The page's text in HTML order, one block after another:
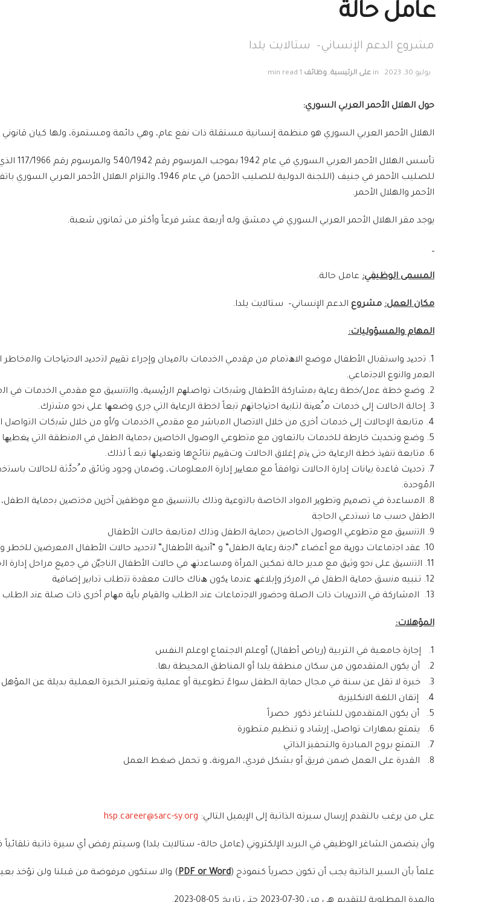
عامل حالة
مشروع الدعم الإنساني– ستالايت يلدا
يوليو 30, 2023 in على الرئيسية, وظائف 1 min read
حول الهلال الأحمر العربي السوري:
الهلال الأحمر العربي السوري هو منظمة إنسانية مستقلة ذات نفع عام، وهي دائمة ومستمرة، ولها كيان قانوني
تأسس
للصليب الأحمر في جنيف (اللجنة الدولية للصليب الأحمر) في عام
الأحمر والهلال الأحمر.
يوجد مقر الهلال الأحمر العربي السوري في دمشق وله أربعة عشر فرعاً وأكثر من ثمانون شعبة.
المسمى الوظيفي: عامل حالة.
مكان العمل: مشروع الدعم الإنساني– ستالايت يلدا.
المهام والمسؤوليات:
1. ﺗﺣدﯾد واﺳﺗﻘﺑﺎل اﻷطﻔﺎل ﻣوﺿﻊ اﻻھﺗﻣﺎم ﻣن مﻘدﻣﻲ اﻟﺧدﻣﺎت ﺑﺎﻟﻣﯾدان وإﺟراء ﺗﻘﯾﯾم ﻟﺗﺣدﯾد اﻻﺣﺗﯾﺎﺟﺎت
اﻟﻌﻣر واﻟﻧوع اﻻﺟﺗﻣﺎﻋﻲ.
2. وﺿﻊ ﺧطﺔ ﻋﻣل/ﺧطﺔ رﻋﺎﯾﺔ ﺑﻣﺷﺎرﻛﺔ اﻷطﻔﺎل وﺷﺑﻛﺎت ﺗواﺻﻠﮭم اﻟرﺋﯾﺳﯾﺔ، واﻟﺗﻧﺳﯾﻖ ﻣﻊ ﻣﻘدﻣﻲ اﻟﺧدﻣﺎت ﻓﻲ اﻟﻣرﻛز اﻟﻣﺟﺗﻣﻌﻲ
3. إﺣﺎﻟﺔ اﻟﺣﺎﻻت إﻟﻰ ﺧدﻣﺎت ﻣ ُﻌﯾﻧﺔ ﻟﺗﻠﺑﯾﺔ اﺣﺗﯾﺎﺟﺎﺗﮭم ﺗﺑﻌﺎً ﻟﺧطﺔ اﻟرﻋﺎﯾﺔ اﻟﺗﻲ ﺟرى وﺿﻌﮭﺎ ﻋﻠﻰ ﻧﺣو ﻣﺷﺗرك.
4. ﻣﺗﺎﺑﻌﺔ اﻹﺣﺎﻻت إﻟﻰ ﺧدﻣﺎت أﺧرى ﻣن ﺧﻼل اﻻﺗﺻﺎل اﻟﻣﺑﺎﺷر ﻣﻊ ﻣﻘدﻣﻲ اﻟﺧدﻣﺎت و/أو ﻣن ﺧﻼل ﺷﺑﻛﺎت اﻟﺗواﺻل اﻟرﺋﯾﺳﯾﺔ ﻟﻸطﻔﺎل
5. وﺿﻊ وتحديث ﺧﺎرطﺔ ﻟﻠﺧدﻣﺎت ﺑﺎﻟﺗﻌﺎون ﻣﻊ ﻣﺗطوﻋﻲ اﻟوﺻول اﻟﺧﺎﺻﯾن ﺑﺣﻣﺎﯾﺔ اﻟطﻔل ﻓﻲ اﻟﻣﻧطﻘﺔ اﻟﺗﻲ ﯾﻐطﯾﮭﺎ اﻟﻣرﻛز
6. ﻣﺗﺎﺑﻌﺔ ﺗﻧﻔﯾذ ﺧطﺔ اﻟرﻋﺎﯾﺔ ﺣﺗﻰ ﯾﺗم إﻏﻼق اﻟﺣﺎﻻت وتﻘﯾﯾم ﻧﺗﺎﺋﺞها وﺗﻌدﯾﻠﮭﺎ ﺗﺑﻌ ﺎً ﻟذﻟك.
7. ﺗﺣدﯾث ﻗﺎﻋدة ﺑﯾﺎﻧﺎت إدارة اﻟﺣﺎﻻت ﺗواﻓﻘﺎً ﻣﻊ ﻣﻌﺎﯾﯾر إدارة اﻟﻣﻌﻠوﻣﺎت، وﺿﻣﺎن وﺟود وﺛﺎﺋﻖ ﻣ ُﺣدﱠﺛﺔ ﻟﻠﺣﺎﻻت
اﻟﻣُوﺣدة.
8. اﻟﻣﺳﺎﻋدة ﻓﻲ ﺗﺻﻣﯾم وﺗطوﯾر اﻟﻣواد اﻟﺧﺎﺻﺔ ﺑﺎﻟﺗوﻋﯾﺔ وذﻟك ﺑﺎﻟﺗﻧﺳﯾﻖ ﻣﻊ ﻣوظﻔﯾن آﺧرﯾن ﻣﺧﺗﺻﯾن ﺑﺣﻣﺎﯾﺔ
اﻟطﻔل ﺣﺳب ﻣﺎ ﺗﺳﺗدﻋﻲ اﻟﺣﺎﺟﺔ
9. اﻟﺗﻧﺳﯾﻖ ﻣﻊ ﻣﺗطوﻋﻲ اﻟوﺻول اﻟﺧﺎﺻﯾن ﺑﺣﻣﺎﯾﺔ اﻟطﻔل وذﻟك ﻟﻣﺗﺎﺑﻌﺔ ﺣﺎﻻت اﻷطﻔﺎل
10. ﻋﻘد اﺟﺗﻣﺎﻋﺎت دورﯾﺔ ﻣﻊ أﻋﺿﺎء “ﻟﺟﻧﺔ رﻋﺎﯾﺔ اﻟطﻔل” و “أﻧدﯾﺔ اﻷطﻔﺎل” ﻟﺗﺣدﯾد ﺣﺎﻻت اﻷطﻔﺎل اﻟﻣﻌرﺿﯾن ﻟﻠﺧطر وﻟدﻋم ﺗﻘدﯾم اﻟﺧدﻣﺎت اﻟﻣطﻠوﺑﺔ.
11. اﻟﺗﻧﺳﯾﻖ ﻋﻠﻰ ﻧﺣو وﺛﯾﻖ ﻣﻊ مدير حالة تمكين المرأة وﻣﺳﺎﻋدﺗﮫ ﻓﻲ ﺣﺎﻻت اﻷطﻔﺎل اﻟﻧﺎﺟﯾّن ﻓﻲ ﺟﻣﯾﻊ ﻣراﺣل إدارة اﻟﺣﺎﻟﺔ
12. تنبيه ﻣﻧﺳﻖ ﺣﻣﺎﯾﺔ اﻟطﻔل ﻓﻲ اﻟﻣرﻛز وإﺑﻼﻏﮫ ﻋﻧدﻣﺎ ﯾﻛون ھﻧﺎك ﺣﺎﻻت ﻣﻌﻘدة ﺗﺗطﻠب ﺗداﺑﯾر إﺿﺎﻓﯾﺔ
13. اﻟﻣﺷﺎرﻛﺔ ﻓﻲ اﻟﺗدرﯾﺑﺎت ذات اﻟﺻﻠﺔ وﺣﺿور اﻻﺟﺗﻣﺎﻋﺎت ﻋﻧد اﻟطﻠب واﻟﻘﯾﺎم ﺑﺄﯾﺔ ﻣﮭﺎم أﺧرى ذات ﺻﻠﺔ ﻋﻧد اﻟطﻠب
المؤهلات:
1. إجازة جامعية في التربية (رياض أطفال) أوعلم الاجتماع اوعلم النفس
2. أن يكون المتقدمون من سكان منطقة يلدا أو المناطق المحيطة بها.
3. خبرة لا تقل عن سنة في مجال حماية الطفل سواءً تطوعية أو عملية وتعتبر الخبرة العملية بديلة عن المؤهل الدراسي في حال عدم توفره
4. إتقان اللغة الانكليزية
5. أن يكون المتقدمون للشاغر ذكور حصراً
6. يتمتع بمهارات تواصل، إرشاد و تنظيم متطورة
7. التمتع بروح المبادرة والتحفيز الذاتي
8. القدرة على العمل ضمن فريق أو بشكل فردي، المرونة، و تحمل ضغط العمل
على من يرغب بالتقدم إرسال سيرته الذاتية إلى الإيميل التالي: hsp.career@sarc-sy.org
وأن يتضمن الشاغر الوظيفي في البريد الإلكتروني (عامل حالة– ستالايت يلدا) وسيتم رفض أي سيرة ذاتية تلقائياً
علماً بأن السير الذاتية يجب أن تكون حصرياً كنموذج (PDF or Word) والا ستكون مرفوضة من قبلنا ولن تؤخذ بعين